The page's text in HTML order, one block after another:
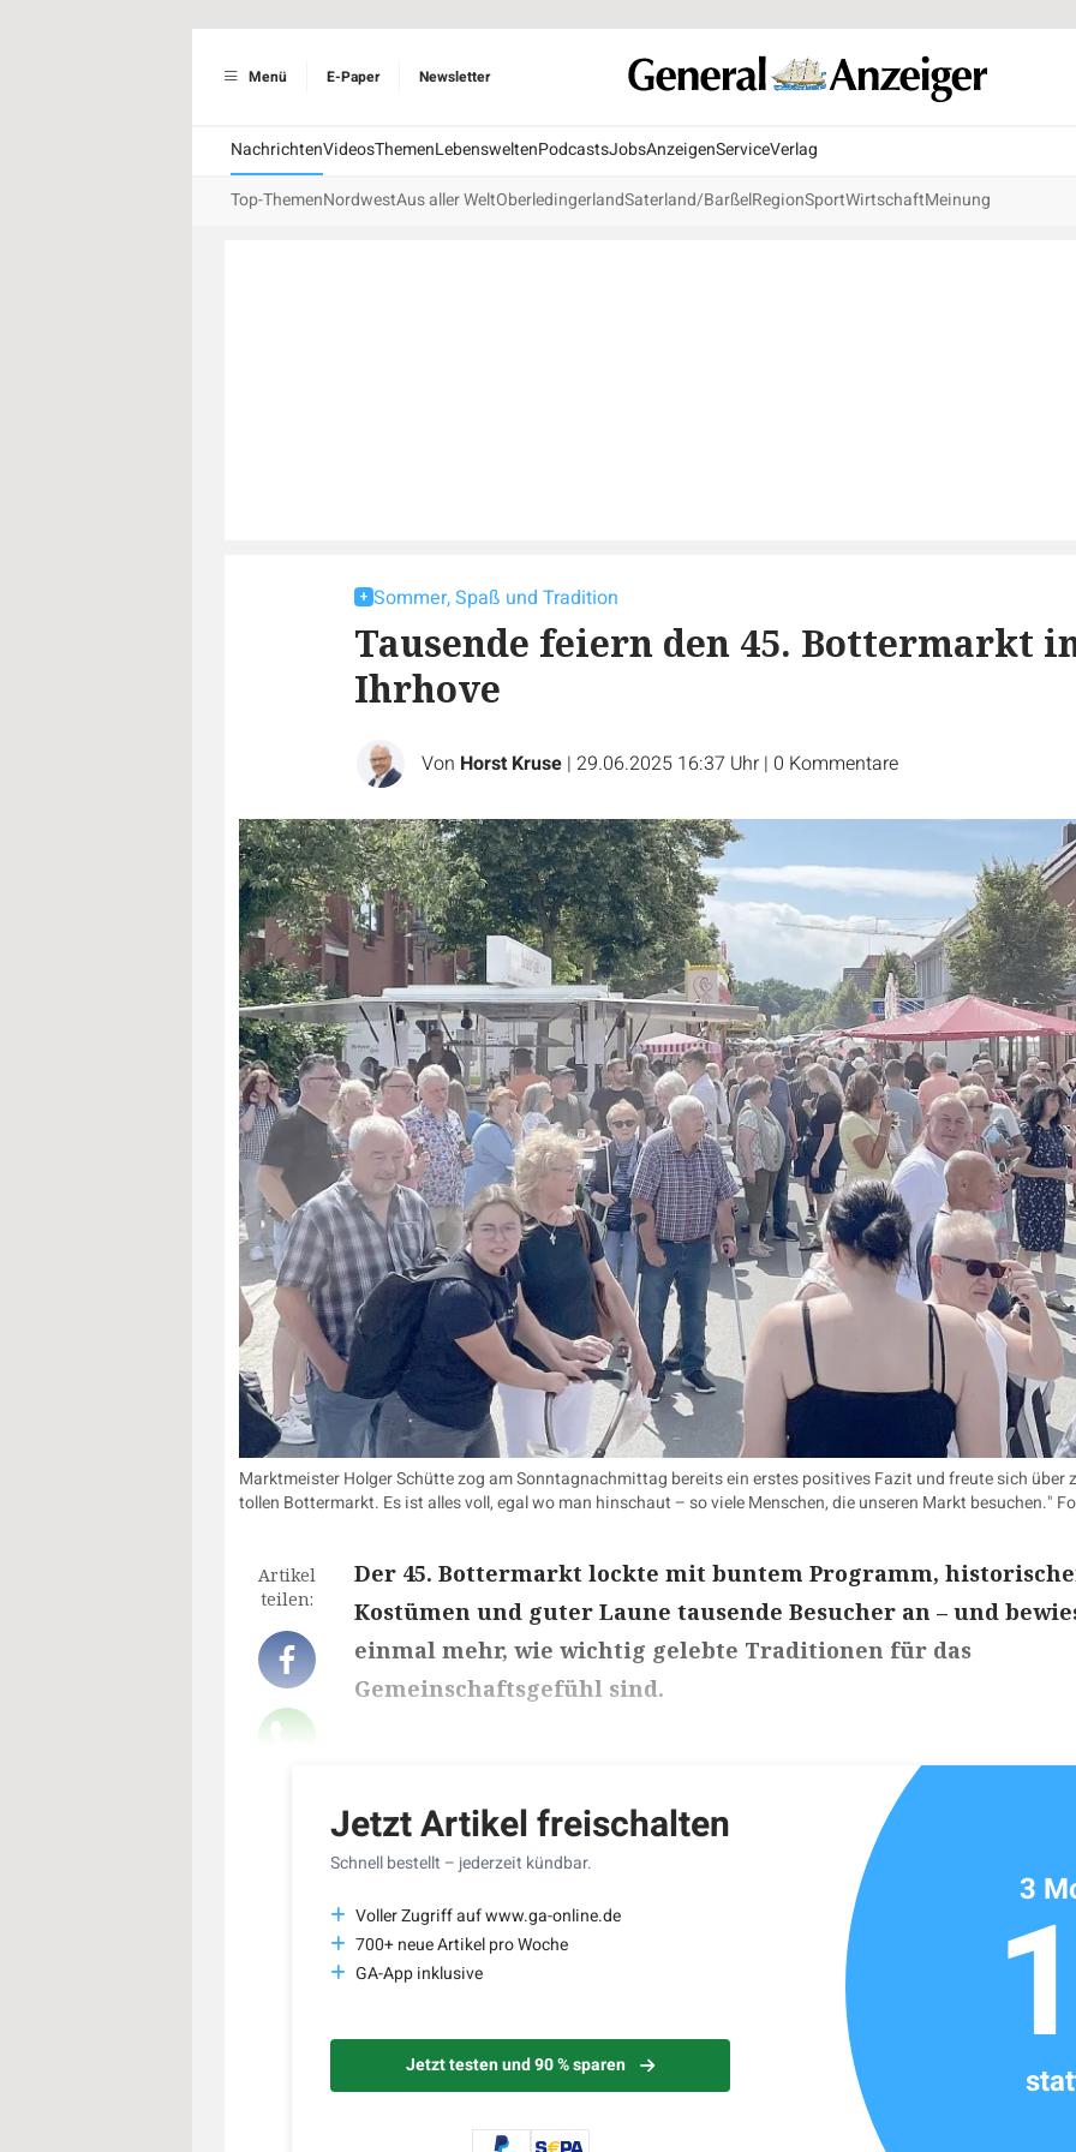
Menü E-Paper Newsletter
NachrichtenVideosThemenLebensweltenPodcastsJobsAnzeigenServiceVerlag
Top-ThemenNordwestAus aller WeltOberledingerlandSaterland/BarßelRegionSportWirtschaftMeinung
Sommer, Spaß und Tradition
Tausende feiern den 45. Bottermarkt
Ihrhove
Von Horst Kruse | 29.06.2025 16:37 Uhr | 0 Kommentare
Marktmeister Holger Schütte zog am Sonntagnachmittag bereits ein erstes positives Fazit und freute sich über
tollen Bottermarkt. Es ist alles voll, egal wo man hinschaut – so viele Menschen, die unseren Markt besuchen."
Artikel
teilen:
Der 45. Bottermarkt lockte mit buntem Programm,
Kostümen und guter Laune tausende Besucher an – und
einmal mehr, wie wichtig gelebte Traditionen für das
Gemeinschaftsgefühl sind.
Jetzt Artikel freischalten
Schnell bestellt – jederzeit kündbar.
Voller Zugriff auf www.ga-online.de
700+ neue Artikel pro Woche
GA-App inklusive
Jetzt testen und 90 % sparen
3